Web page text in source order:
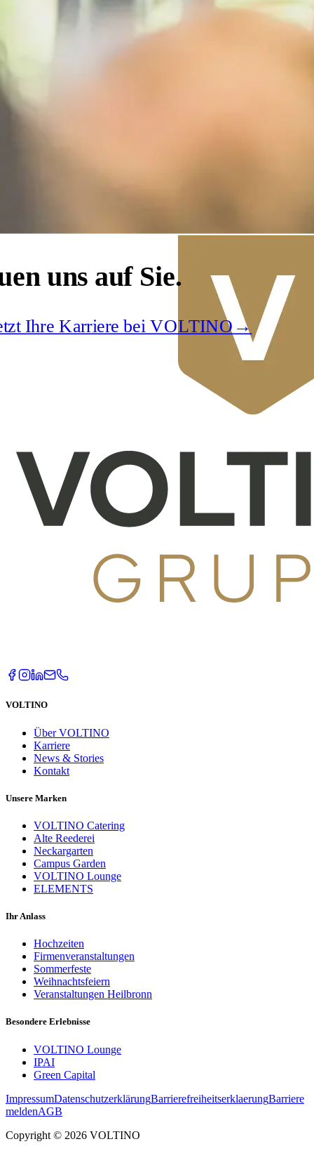
uns auf Sie.
Ihre Karriere bei VOLTINO →
Keine Genussmomente
mehr verpassen.
VOLTINO
Über VOLTINO
Karriere
News & Stories
Kontakt
Unsere Marken
VOLTINO Catering
Alte Reederei
Neckargarten
Campus Garden
VOLTINO Lounge
ELEMENTS
Ihr Anlass
Hochzeiten
Firmenveranstaltungen
Sommerfeste
Weihnachtsfeiern
Veranstaltungen Heilbronn
Besondere Erlebnisse
VOLTINO Lounge
IPAI
Green Capital
ImpressumDatenschutzerklärungBarrierefreiheitserklaerungBarriere
meldenAGB
Copyright © 2026 VOLTINO